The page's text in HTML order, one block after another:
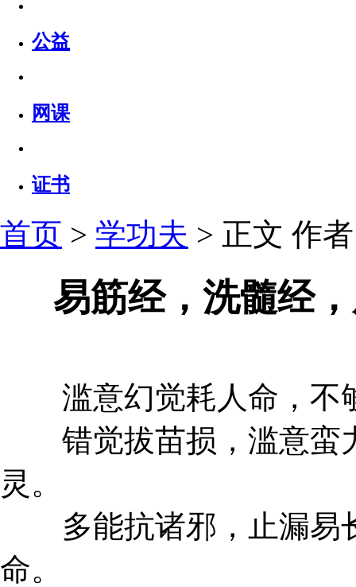
公益
网课
证书
首页 > 学功夫 > 正文 作
易筋经，洗髓经
滥意幻觉耗人命，不
错觉拔苗损，滥意蛮
灵。
多能抗诸邪，止漏易
命。